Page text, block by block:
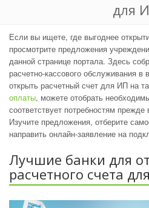
для
Если вы ищете, где выгоднее
просмотрите предложения
данной странице портала. Здесь
расчетно-кассового обслуживания
открыть расчетный счет для ИП на
оплаты, можете отобрать
соответствует потребностям
Изучите предложения, отберите
направить онлайн-заявление на
Лучшие банки для
расчетного счета